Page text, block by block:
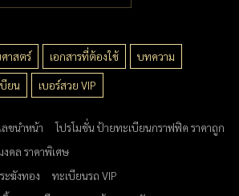
ศาสตร์ เอกสารที่ต้องใช้
บทความ
ยน
เบอร์สวย VIP
ขนำหน้า
โปรโมชั่น ป้ายทะเบียนกราฟฟิค ราคาถูก
คล ราคาพิเศษ
ะฆังทอง
ทะเบียนรถ VIP